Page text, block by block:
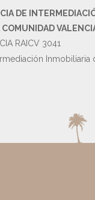
DE
COMUNIDAD
RAICV 3041